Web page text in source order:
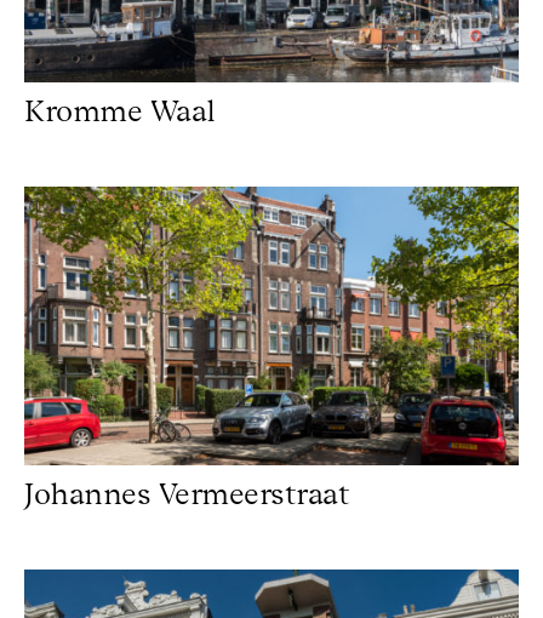
Kromme Waal
Johannes Vermeerstraat
Johannes Vermeerstraat
Haarlemmerstraat